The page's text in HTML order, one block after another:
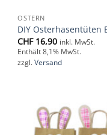
OSTERN
DIY Osterhasentüten
CHF16,90 inkl. MwSt.
Enthält 8,1% MwSt.
zzgl.Versand